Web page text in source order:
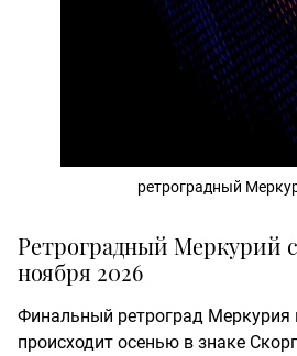
ретроградный
Ретроградный Меркурий с
ноября 2026
Финальный ретроград Меркурия
происходит осенью в знаке